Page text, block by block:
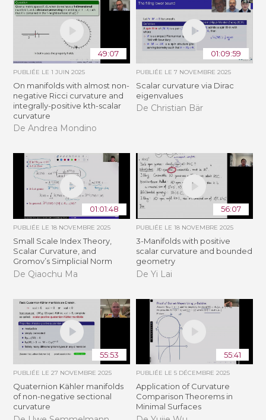
49:07
PUBLIÉE LE1 JUIN 2025
On manifolds with almost non-
negative Ricci curvature and
integrally-positive kth-scalar
curvature
De Andrea Mondino
01:09:59
PUBLIÉE LE 7 NOVEMBRE 2025
Scalar curvature via Dirac
eigenvalues
De Christian Bär
01:01:48
PUBLIÉE LE18 NOVEMBRE 2025
Small Scale Index Theory,
Scalar Curvature, and
Gromov’s Simplicial Norm
De Qiaochu Ma
56:07
PUBLIÉE LE 18 NOVEMBRE 2025
3-Manifolds with positive
scalar curvature and bounded
geometry
De Yi Lai
55:53
PUBLIÉE LE27 NOVEMBRE 2025
Quaternion Kähler manifolds
of non-negative sectional
curvature
55:41
PUBLIÉE LE 5 DÉCEMBRE 2025
Application of Curvature
Comparison Theorems in
Minimal Surfaces